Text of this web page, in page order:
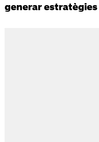
generar estratègies